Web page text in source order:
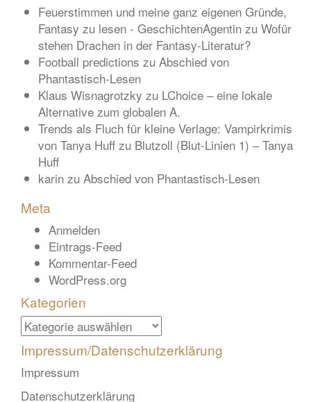
Feuerstimmen und meine ganz eigenen Gründe,
Fantasy zu lesen - GeschichtenAgentin zu Wofür
stehen Drachen in der Fantasy-Literatur?
Football predictions zu Abschied von
Phantastisch-Lesen
Klaus Wisnagrotzky zu LChoice – eine lokale
Alternative zum globalen A.
Trends als Fluch für kleine Verlage: Vampirkrimis
von Tanya Huff zu Blutzoll (Blut-Linien 1) – Tanya
Huff
karin zu Abschied von Phantastisch-Lesen
Meta
Anmelden
Eintrags-Feed
Kommentar-Feed
WordPress.org
Kategorien
Kategorien
Impressum/Datenschutzerklärung
Impressum
Datenschutzerklärung